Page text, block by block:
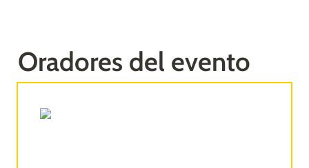
Oradores del evento